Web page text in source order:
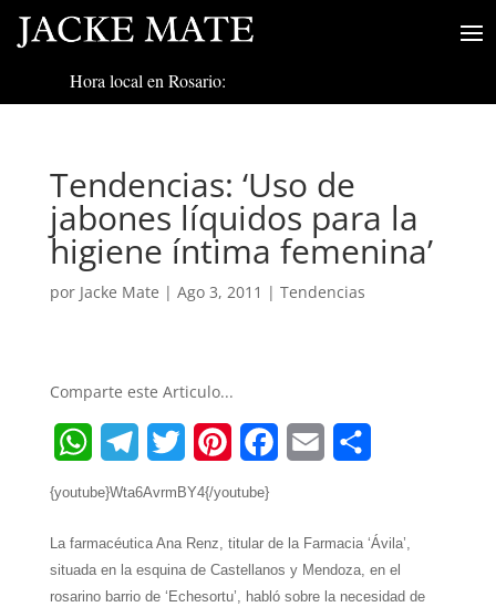
Hora local en Rosario:
Tendencias: ‘Uso de
jabones líquidos para la
higiene íntima femenina’
por Jacke Mate | Ago 3, 2011 | Tendencias
Comparte este Articulo...
a
t
l
e
i
t
n
t
c
e
a
i
a
r
{youtube}Wta6AvrmBY4{/youtube}
La farmacéutica Ana Renz, titular de la Farmacia‘Ávila’,
situada en la esquina de Castellanos y Mendoza, en el
rosarino barrio de ‘Echesortu’, habló sobre la necesidad de